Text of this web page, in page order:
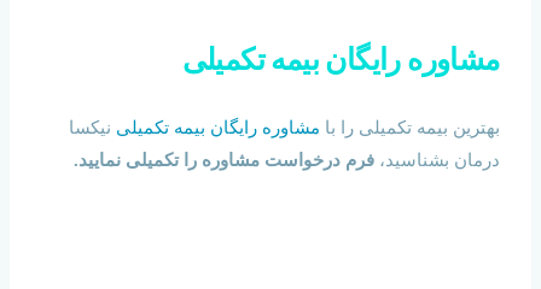
مشاوره رایگان بیمه تکمیلی
بهترین بیمه تکمیلی را با مشاوره رایگان بیمه تکمیلی نیکسا
درمان بشناسید،فرم درخواست مشاوره را تکمیلی نمایید.